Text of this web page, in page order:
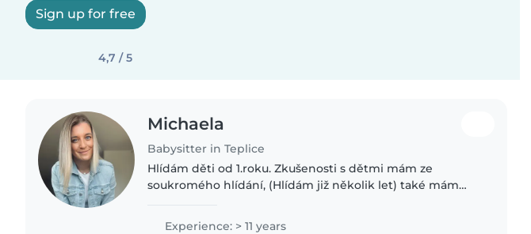
Sign up for free
4,7 / 5
Michaela
Babysitter in Teplice
Hlídám děti od 1.roku. Zkušenosti s dětmi mám ze
soukromého hlídání, (Hlídám již několik let) také mám
nyní mám také praxi..
Experience: > 11 years